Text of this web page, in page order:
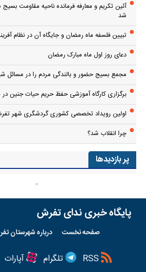
آئین تکریم و معارفه فرمانده ناحیه مقاومت
شد
تبیین فلسفه ماه رمضان و جایگاه آن در نظام
دعای روز اول ماه مبارک رمضان
مجمع بسیج حضور و بالندگی مردم را در مسائل
برگزاری کارگاه آموزشی حفظ حریم حیات جنین
اولین رویداد تخصصی کشوری گردشگری شهر
چرا انقلاب شد؟
پر بازدیدها
پایگاه خبری ندای تفرش
صفحه نخست درباره شهرستان
تلگرام آپارات